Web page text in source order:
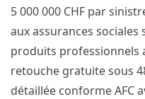
5 000 000 CHF par
aux assurances sociales
produits professionnels
retouche gratuite sous
détaillée conforme AFC